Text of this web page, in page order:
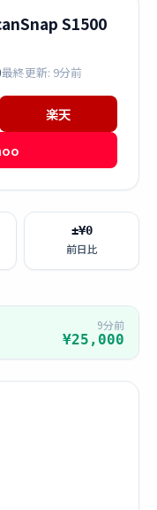
S1500
最終更新: 9分前
楽天
±¥0
前日比
9分前
¥25,000